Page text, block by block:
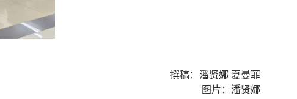
撰稿：潘贤娜 夏曼菲
图片：潘贤娜